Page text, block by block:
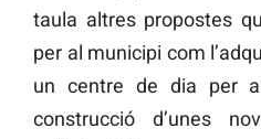
taula altres propostes
per al municipi com
un centre de dia per
construcció d’unes